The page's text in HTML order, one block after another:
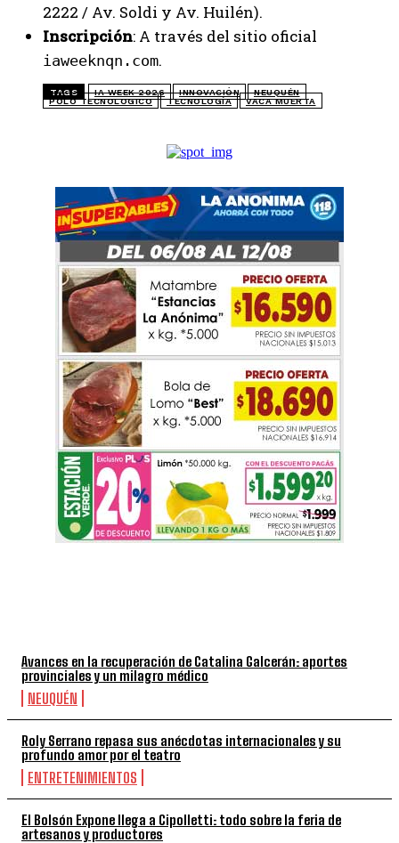
Avances en la recuperación de Catalina Galcerán: aportes
provinciales y un milagro médico
NEUQUÉN
Roly Serrano repasa sus anécdotas internacionales y su
profundo amor por el teatro
ENTRETENIMIENTOS
El Bolsón Expone llega a Cipolletti: todo sobre la feria de
artesanos y productores
2222 / Av. Soldi y Av. Huilén).
Inscripción: A través del sitio oficial
iaweeknqn.com.
TAGS IA WEEK 2026 INNOVACIÓN
NEUQUÉN
POLO TECNOLÓGICO
TECNOLOGÍA VACA MUERTA